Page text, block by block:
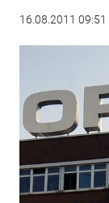
16.08.2011 09:51